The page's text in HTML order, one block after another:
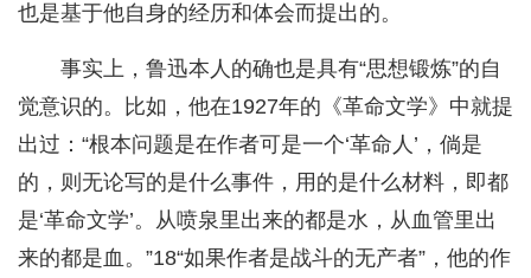
也是基于他自身的经历和体会而提出的。
事实上，鲁迅本人的确也是具有“思想锻炼”的自
觉意识的。比如，他在1927年的《革命文学》中就提
出过：“根本问题是在作者可是一个‘革命人’，倘是
的，则无论写的是什么事件，用的是什么材料，即都
是‘革命文学’。从喷泉里出来的都是水，从血管里出
来的都是血。”18“如果作者是战斗的无产者”，他的作